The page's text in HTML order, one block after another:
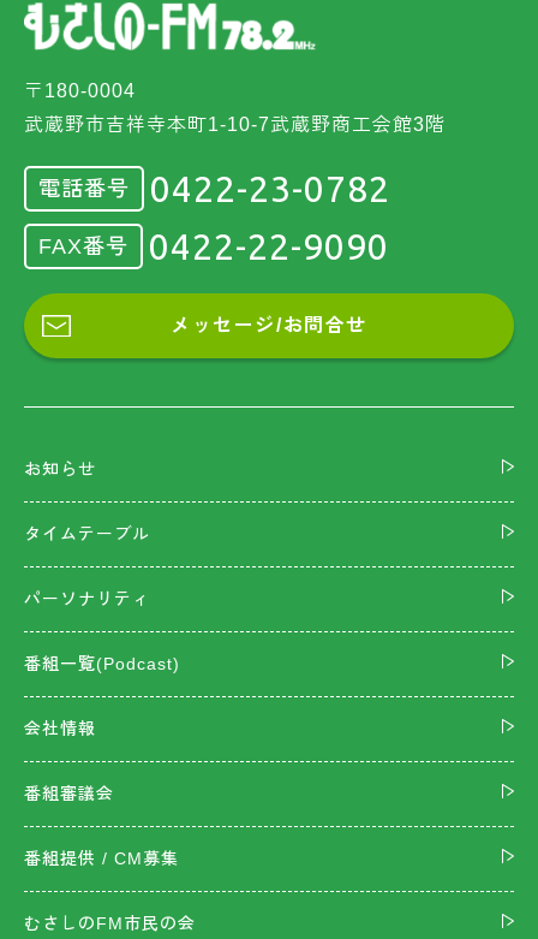
〒180-0004
武蔵野市吉祥寺本町1-10-7武蔵野商工会館3階
電話番号 0422-23-0782
FAX番号 0422-22-9090
メッセージ/お問合せ
お知らせ
タイムテーブル
パーソナリティ
番組一覧(Podcast)
会社情報
番組審議会
番組提供 / CM募集
むさしのFM市民の会